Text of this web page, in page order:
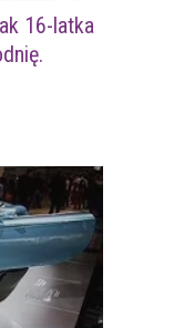
16-latka